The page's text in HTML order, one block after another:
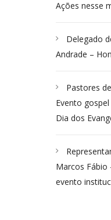
Ações nesse
Delegado
Andrade –
Pastores
Evento
Dia dos
Marcos Fábio
evento